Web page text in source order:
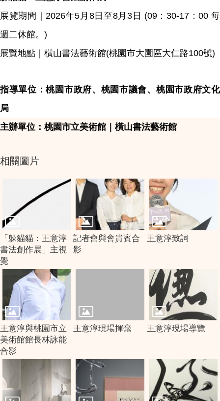
展覽期間｜2026年5月8日至8月3日 (09：30-17：00 每
週二休館。)
展覽地點｜橫山書法藝術館(桃園市大園區大仁路100號)
指導單位：桃園市政府、桃園市議會、桃園市政府文化
局
主辦單位：桃園市立美術館｜橫山書法藝術館
相關圖片
「躲貓貓：王意淳
書法創作展」主視
覺
記者會與會貴賓合
影
王意淳致詞
王意淳與桃園市立
美術館館長林詠能
合影
王意淳現場揮毫 王意淳現場導覽